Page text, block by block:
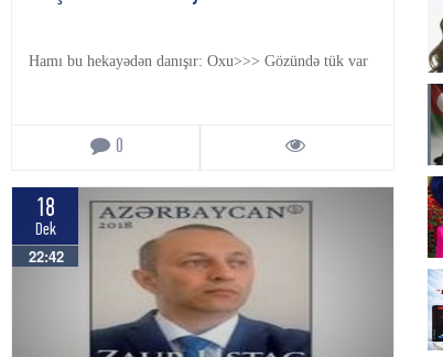
Hamı bu hekayədən danışır: Oxu>>> Gözündə tük var
0
18
Dek
22:42